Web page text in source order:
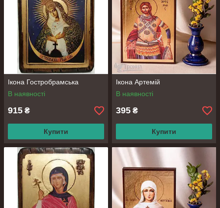
Ікона Гостробрамська
В наявності
915 ₴
Купити
Ікона Артемій
В наявності
395 ₴
Купити